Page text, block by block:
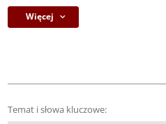
Więcej
Temat i słowa kluczowe: